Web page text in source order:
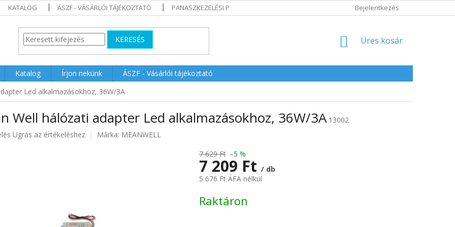
KATALOG ÁSZF - VÁSÁRLÓI TÁJÉKOZTATÓ PANASZKEZELÉSI POLITIKA Bejelentkezés
KERESÉS KOSÁR
Üres kosár
Katalog Írjon nekünk
ÁSZF - Vásárlói tájékoztató
Led alkalmazásokhoz, 36W/3A
Well hálózati adapter Led alkalmazásokhoz, 36W/3A 13002
Ugrás az értékeléshez Márka: MEANWELL
7 629 Ft –5 %
7 209 Ft / db
5 676 Ft ÁFA nélkül
Raktáron